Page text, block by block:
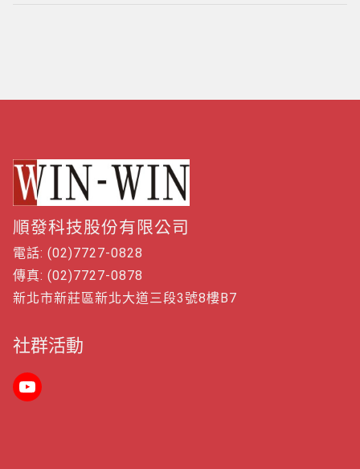
順發科技股份有限公司
電話: (02)7727-0828
傳真: (02)7727-0878
新北市新莊區新北大道三段3號8樓B7
社群活動